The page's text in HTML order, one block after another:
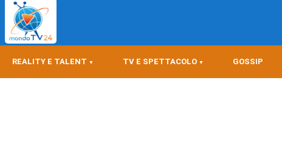
REALITY E TALENT TV E SPETTACOLO GOSSIP